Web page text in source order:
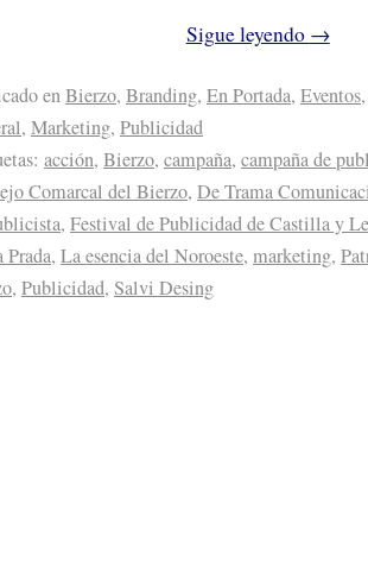
Sigue leyendo →
enBierzo, Branding, En Portada, Eventos,
, Marketing, Publicidad
acción, Bierzo, campaña, campaña de
Comarcal del Bierzo, De Trama
, Festival de Publicidad de Castilla y
Prada, La esencia del Noroeste, marketing,
, Publicidad, Salvi Desing